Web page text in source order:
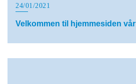
24/01/2021
Velkommen til hjemmesiden vår